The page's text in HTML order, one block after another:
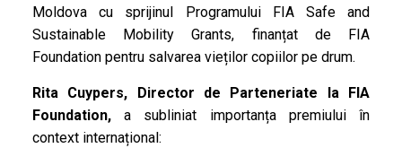
Moldova cu sprijinul Programului FIA Safe and
Sustainable Mobility Grants, finanțat de FIA
Foundation pentru salvarea vieților copiilor pe drum.
Rita Cuypers, Director de Parteneriate la FIA
Foundation, a subliniat importanța premiului în
context internațional: